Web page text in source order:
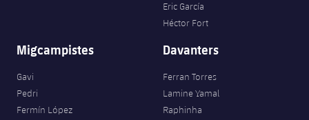
Eric García
Héctor Fort
Migcampistes
Gavi
Pedri
Fermín López
Davanters
Ferran Torres
Lamine Yamal
Raphinha